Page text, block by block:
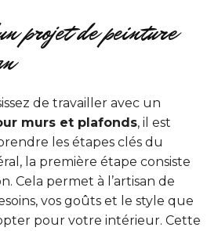
projet de peinture
de travailler avec un
murs et plafonds, il est
les étapes clés du
la première étape consiste
Cela permet à l’artisan de
vos goûts et le style que
pour votre intérieur. Cette